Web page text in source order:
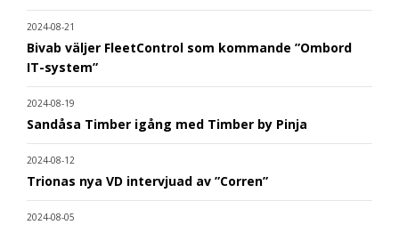
2024-08-21
Bivab väljer FleetControl som kommande ”Ombord
IT-system”
2024-08-19
Sandåsa Timber igång med Timber by Pinja
2024-08-12
Trionas nya VD intervjuad av ”Corren”
2024-08-05